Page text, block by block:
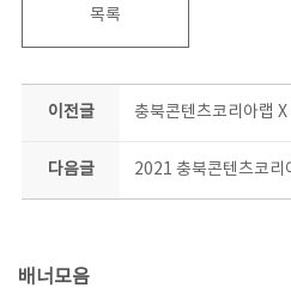
목록
이전글 충북콘텐츠코리아랩
다음글
배너모음